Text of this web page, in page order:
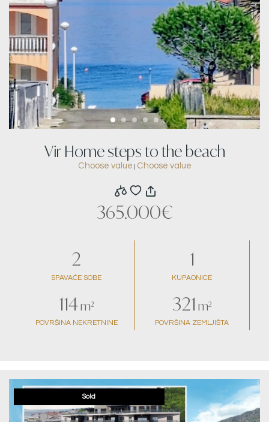
Vir Home steps to the beach
Choose value Choose value
365.000€
2
SPAVAĆE SOBE
1
KUPAONICE
114m²
POVRŠINA NEKRETNINE
321 m²
POVRŠINA ZEMLJIŠTA
Sold